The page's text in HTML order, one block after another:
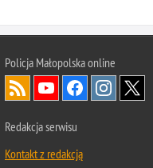
Policja Małopolska online
Redakcja serwisu
Kontakt z redakcją